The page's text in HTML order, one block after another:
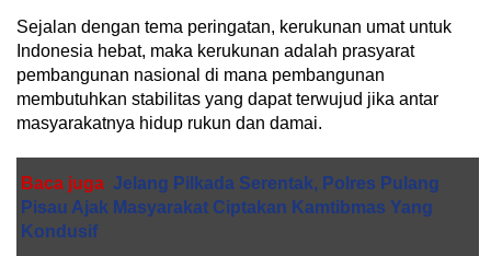
Sejalan dengan tema peringatan, kerukunan umat untuk
Indonesia hebat, maka kerukunan adalah prasyarat
pembangunan nasional di mana pembangunan
membutuhkan stabilitas yang dapat terwujud jika antar
masyarakatnya hidup rukun dan damai.
Baca juga Jelang Pilkada Serentak, Polres Pulang
Pisau Ajak Masyarakat Ciptakan Kamtibmas Yang
Kondusif